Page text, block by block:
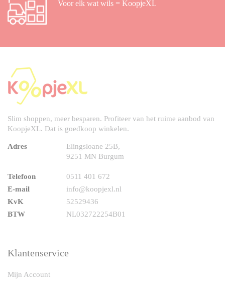
Voor elk wat wils = KoopjeXL
Slim shoppen, meer besparen. Profiteer van het ruime aanbod van
KoopjeXL. Dat is goedkoop winkelen.
Adres
Elingsloane 25B,
9251 MN Burgum
Telefoon
0511 401 672
E-mail
info@koopjexl.nl
KvK
52529436
BTW
NL032722254B01
Klantenservice
Mijn Account